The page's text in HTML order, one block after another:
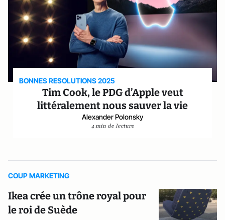
BONNES RESOLUTIONS 2025
Tim Cook, le PDG d’Apple veut
littéralement nous sauver la vie
Alexander Polonsky
4 min de lecture
COUP MARKETING
Ikea crée un trône royal pour
le roi de Suède